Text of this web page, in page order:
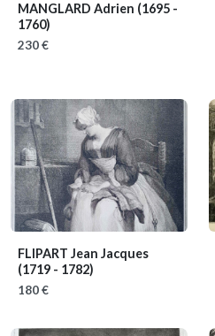
MANGLARD Adrien (1695 -
1760)
230 €
FLIPART Jean Jacques
(1719 - 1782)
180 €